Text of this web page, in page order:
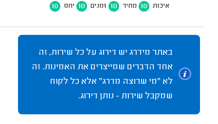
איכות 10 מחיר 10 זמנים 10 יחס 10
באתר מידרג יש דירוג על כל שירות, זה
אחד הדברים שמייצרים את האמינות. זה
לא "מי שרוצה מדרג" אלא כל לקוח
שמקבל שירות - נותן דירוג.